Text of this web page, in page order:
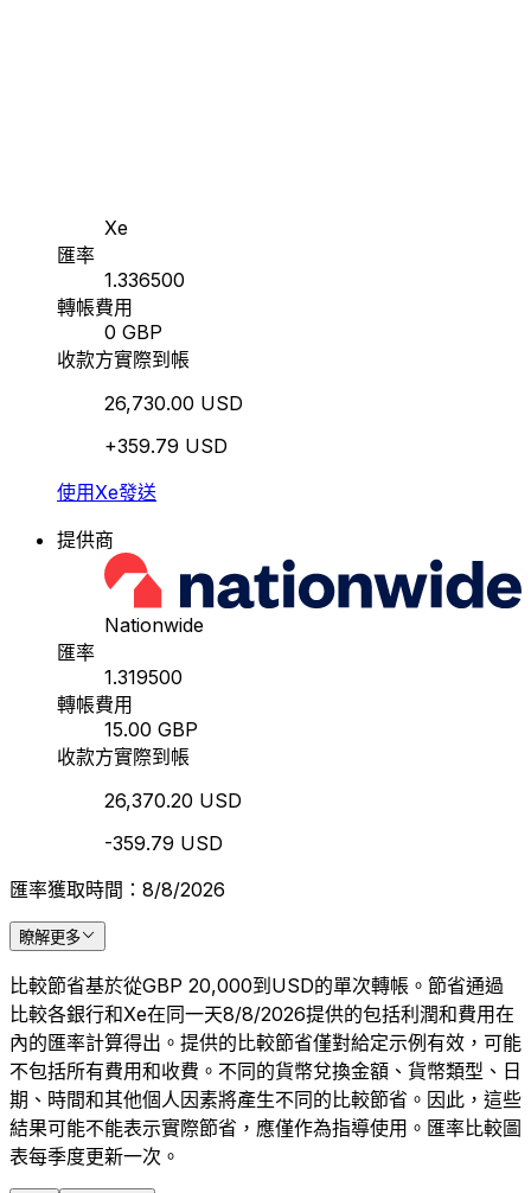
Xe
匯率
1.336500
轉帳費用
0 GBP
收款方實際到帳
26,730.00 USD
+359.79 USD
使用Xe發送
提供商
Nationwide
匯率
1.319500
轉帳費用
15.00 GBP
收款方實際到帳
26,370.20 USD
-359.79 USD
匯率獲取時間：8/8/2026
瞭解更多
比較節省基於從GBP 20,000到USD的單次轉帳。節省通過
比較各銀行和Xe在同一天8/8/2026提供的包括利潤和費用在
內的匯率計算得出。提供的比較節省僅對給定示例有效，可能
不包括所有費用和收費。不同的貨幣兌換金額、貨幣類型、日
期、時間和其他個人因素將產生不同的比較節省。因此，這些
結果可能不能表示實際節省，應僅作為指導使用。匯率比較圖
表每季度更新一次。